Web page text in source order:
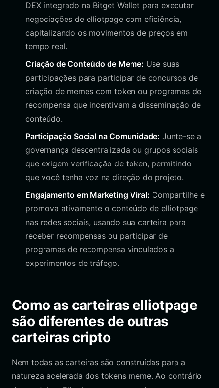
DEX integrado na Bitget Wallet para executar
negociações de elliotpage com eficiência,
capitalizando os movimentos de preços em
tempo real.
Criação de Conteúdo de Meme: Use suas
participações para participar de concursos de
criação de memes com token ou programas de
recompensa que incentivam a disseminação de
conteúdo.
Participação Social na Comunidade: Junte-se a
governança descentralizada ou grupos sociais
que exigem verificação de token, permitindo
que você tenha voz na direção do projeto.
Engajamento em Marketing Viral: Compartilhe e
promova ativamente o conteúdo de elliotpage
nas redes sociais, usando sua carteira para
receber recompensas ou participar de
programas de recompensa vinculados a
experimentos de tráfego.
Como as carteiras elliotpage
são diferentes de outras
carteiras cripto
Nem todas as carteiras são construídas para a
natureza acelerada dos tokens meme. Ao contrário